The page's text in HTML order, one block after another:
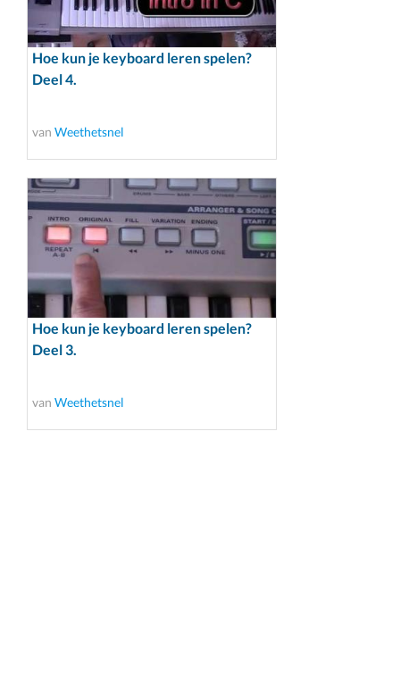
Hoe kun je keyboard leren spelen?
Deel 4.
van Weethetsnel
Hoe kun je keyboard leren spelen?
Deel 3.
van Weethetsnel